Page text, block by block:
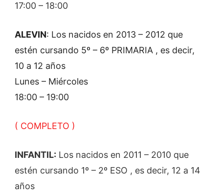
17:00 – 18:00
ALEVIN: Los nacidos en 2013 – 2012 que
estén cursando 5º – 6º PRIMARIA , es decir,
10 a 12 años
Lunes – Miércoles
18:00 – 19:00
( COMPLETO )
INFANTIL: Los nacidos en 2011 – 2010 que
estén cursando 1º – 2º ESO , es decir, 12 a 14
años